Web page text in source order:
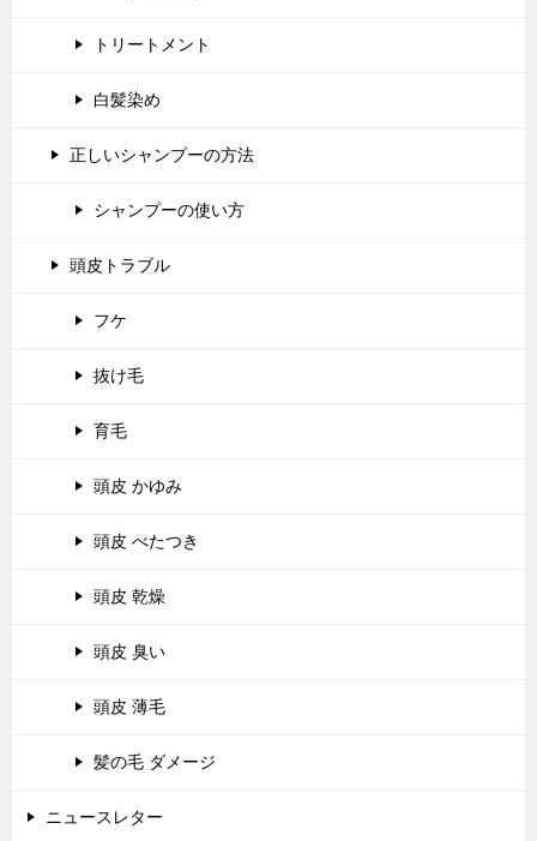
トリートメント
白髪染め
正しいシャンプーの方法
シャンプーの使い方
頭皮トラブル
フケ
抜け毛
育毛
頭皮 かゆみ
頭皮 べたつき
頭皮 乾燥
頭皮 臭い
頭皮 薄毛
髪の毛 ダメージ
ニュースレター